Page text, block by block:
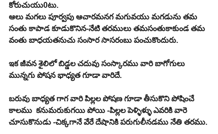
కోరుచుయు0టు.
ఆలు మగలు పూర్వపు ఆచారమనగ మగువయు మగడును తమ
సంతు కాపాడ కూడుకొనిన-నేటి తరములు తమసంతుకాకుండ తమ
వంతు బాధయతనుచు సంసార సాసరంబు పంచుకొందురు.
ఇక జీవన శైలిలో బిడ్డల చదువు సంస్కారము వారి బాగోగులు
మున్నగు పోషన భాధ్యత గూడా వారిదే.
బరువు బాధ్యత గాగ వారి పిల్లల పోషణ గూడా తీసుకొని పోషించే
కాలము  కనుమరుకుగయి పోయి -పిల్లల పెళ్ళిళ్ళు ఎవరికి వారె
చూసుకొనుడు -చిక్కగానే వేరే దేషానికి పరుగులీనడము నేతి తరము.